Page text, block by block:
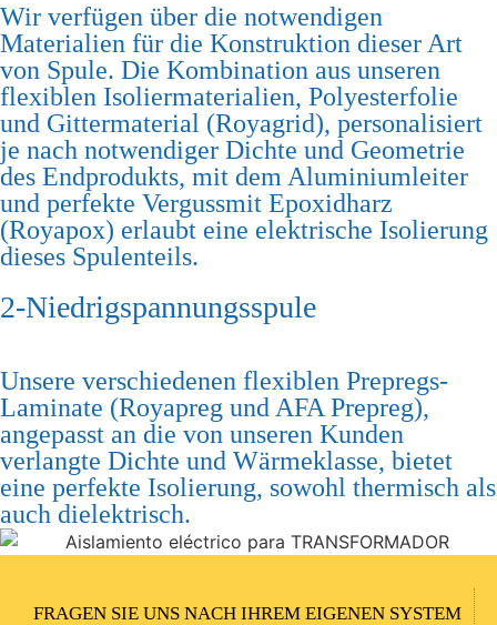
Wir verfügen über die notwendigen
Materialien für die Konstruktion dieser Art
von Spule. Die Kombination aus unseren
flexiblen Isoliermaterialien, Polyesterfolie
und Gittermaterial (Royagrid), personalisiert
je nach notwendiger Dichte und Geometrie
des Endprodukts, mit dem Aluminiumleiter
und perfekte Vergussmit Epoxidharz
(Royapox) erlaubt eine elektrische Isolierung
dieses Spulenteils.
2-Niedrigspannungsspule
Unsere verschiedenen flexiblen Prepregs-
Laminate (Royapreg und AFA Prepreg),
angepasst an die von unseren Kunden
verlangte Dichte und Wärmeklasse, bietet
eine perfekte Isolierung, sowohl thermisch als
auch dielektrisch.
FRAGEN SIE UNS NACH IHREM EIGENEN SYSTEM